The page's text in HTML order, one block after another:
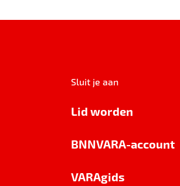
Sluit je aan
Lid worden
BNNVARA-account
VARAgids